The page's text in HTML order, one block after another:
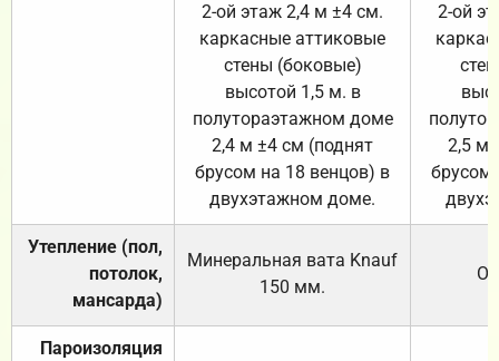
2-ой этаж 2,4 м ±4 см.
каркасные аттиковые
стены (боковые)
высотой 1,5 м. в
полутораэтажном доме
2,4 м ±4 см (поднят
брусом на 18 венцов) в
двухэтажном доме.
2-ой
2,5 м
брусом
Утепление (пол,
потолок,
мансарда)
Минеральная вата Knauf
150 мм.
Пароизоляция